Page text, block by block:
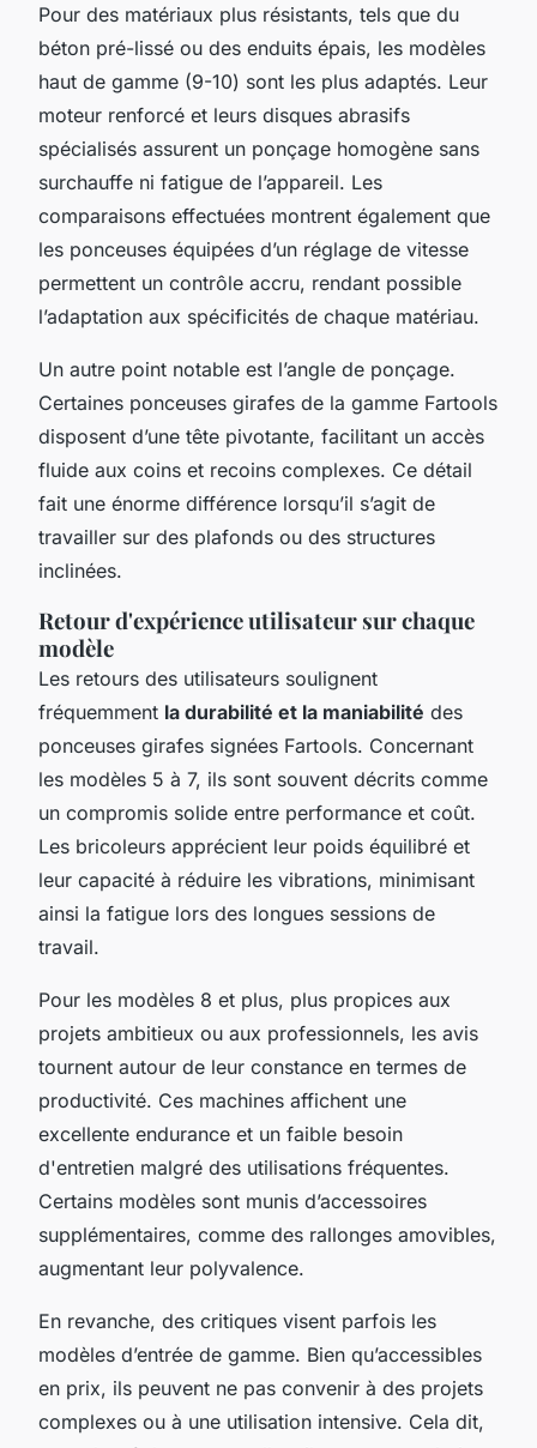
Pour des matériaux plus résistants, tels que du
béton pré-lissé ou des enduits épais, les modèles
haut de gamme (9-10) sont les plus adaptés. Leur
moteur renforcé et leurs disques abrasifs
spécialisés assurent un ponçage homogène sans
surchauffe ni fatigue de l’appareil. Les
comparaisons effectuées montrent également que
les ponceuses équipées d’un réglage de vitesse
permettent un contrôle accru, rendant possible
l’adaptation aux spécificités de chaque matériau.
Un autre point notable est l’angle de ponçage.
Certaines ponceuses girafes de la gamme Fartools
disposent d’une tête pivotante, facilitant un accès
fluide aux coins et recoins complexes. Ce détail
fait une énorme différence lorsqu’il s’agit de
travailler sur des plafonds ou des structures
inclinées.
Retour d'expérience utilisateur sur chaque
modèle
Les retours des utilisateurs soulignent
fréquemment la durabilité et la maniabilité des
ponceuses girafes signées Fartools. Concernant
les modèles 5 à 7, ils sont souvent décrits comme
un compromis solide entre performance et coût.
Les bricoleurs apprécient leur poids équilibré et
leur capacité à réduire les vibrations, minimisant
ainsi la fatigue lors des longues sessions de
travail.
Pour les modèles 8 et plus, plus propices aux
projets ambitieux ou aux professionnels, les avis
tournent autour de leur constance en termes de
productivité. Ces machines affichent une
excellente endurance et un faible besoin
d'entretien malgré des utilisations fréquentes.
Certains modèles sont munis d’accessoires
supplémentaires, comme des rallonges amovibles,
augmentant leur polyvalence.
En revanche, des critiques visent parfois les
modèles d’entrée de gamme. Bien qu’accessibles
en prix, ils peuvent ne pas convenir à des projets
complexes ou à une utilisation intensive. Cela dit,